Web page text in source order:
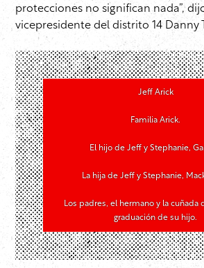
protecciones no significan nada”,
vicepresidente del distrito 14 Danny
Jeff Arick
Familia Arick.
El hijo de Jeff y Stephanie,
La hija de Jeff y Stephanie,
Los padres, el hermano y la cuñada
graduación de su hijo.